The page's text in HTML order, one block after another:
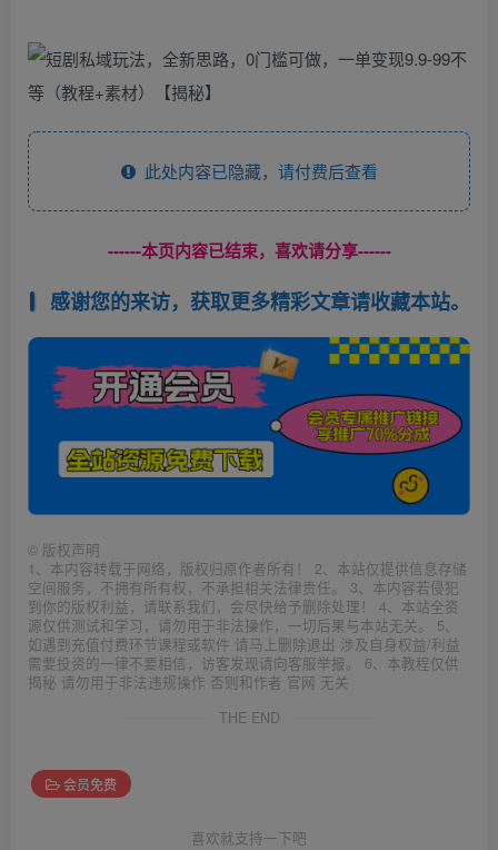
此处内容已隐藏，请付费后查看
------本页内容已结束，喜欢请分享------
感谢您的来访，获取更多精彩文章请收藏本站。
© 版权声明
1、本内容转载于网络，版权归原作者所有！ 2、本站仅提供信息存储
空间服务，不拥有所有权，不承担相关法律责任。 3、本内容若侵犯
到你的版权利益，请联系我们，会尽快给予删除处理！ 4、本站全资
源仅供测试和学习，请勿用于非法操作，一切后果与本站无关。 5、
如遇到充值付费环节课程或软件 请马上删除退出 涉及自身权益/利益
需要投资的一律不要相信，访客发现请向客服举报。 6、本教程仅供
揭秘 请勿用于非法违规操作 否则和作者 官网 无关
THE END
会员免费
喜欢就支持一下吧